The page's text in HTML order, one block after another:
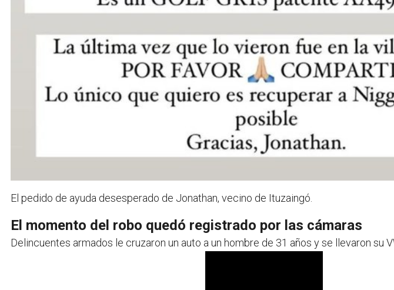
El pedido de ayuda desesperado de Jonathan, vecino de Ituzaingó.
El momento del robo quedó registrado por las cámaras
Delincuentes armados le cruzaron un auto a un hombre de 31 años y se llevaron su